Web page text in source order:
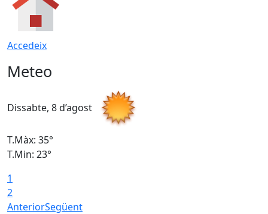
Accedeix
Meteo
Dissabte, 8 d’agost
T.Màx: 35°
T.Min: 23°
1
2
AnteriorSegüent